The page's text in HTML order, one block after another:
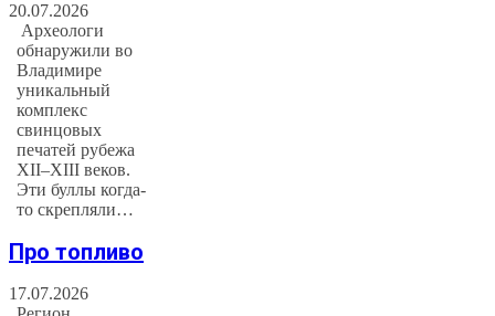
20.07.2026
Археологи
обнаружили во
Владимире
уникальный
комплекс
свинцовых
печатей рубежа
XII–XIII веков.
Эти буллы когда-
то скрепляли…
Про топливо
17.07.2026